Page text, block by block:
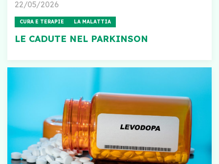
22/05/2026
CURA E TERAPIE LA MALATTIA
LE CADUTE NEL PARKINSON